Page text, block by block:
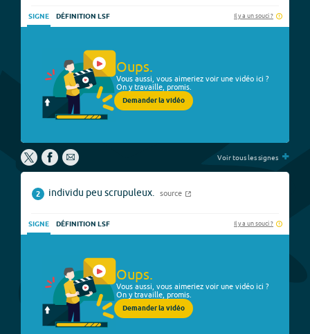
SIGNE DÉFINITION LSF Il y a un souci ?
Oups.
Vous aussi, vous aimeriez voir une vidéo ici ?
On y travaille, promis.
Demander la vidéo
Voir tous les signes +
2 individu peu scrupuleux. source
SIGNE DÉFINITION LSF Il y a un souci ?
Oups.
Vous aussi, vous aimeriez voir une vidéo ici ?
On y travaille, promis.
Demander la vidéo